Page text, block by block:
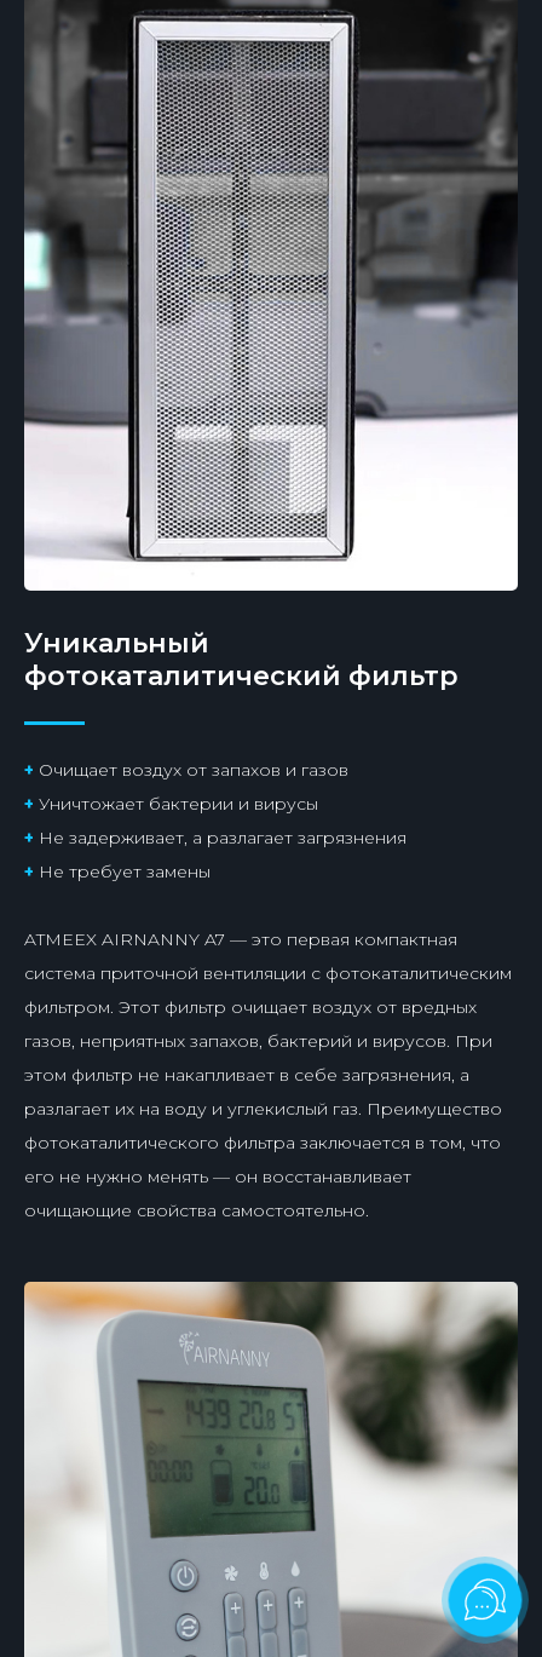
Уникальный
фотокаталитический фильтр
+ Очищает воздух от запахов и газов
+ Уничтожает бактерии и вирусы
+ Не задерживает, а разлагает загрязнения
+ Не требует замены
ATMEEX AIRNANNY A7 — это первая компактная
система приточной вентиляции с фотокаталитическим
фильтром. Этот фильтр очищает воздух от вредных
газов, неприятных запахов, бактерий и вирусов. При
этом фильтр не накапливает в себе загрязнения, а
разлагает их на воду и углекислый газ. Преимущество
фотокаталитического фильтра заключается в том, что
его не нужно менять — он восстанавливает
очищающие свойства самостоятельно.